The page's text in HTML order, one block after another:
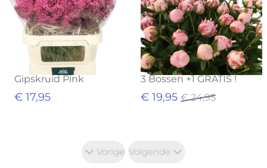
Gipskruid Pink
€ 17,95
3 Bossen +1 GRATIS !
€ 19,95 € 24,95
Vorige Volgende